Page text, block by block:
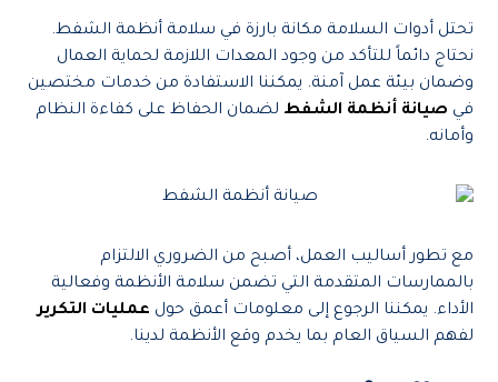
تحتل أدوات السلامة مكانة بارزة في سلامة أنظمة الشفط.
نحتاج دائماً للتأكد من وجود المعدات اللازمة لحماية العمال
وضمان بيئة عمل آمنة. يمكننا الاستفادة من خدمات مختصين
في صيانة أنظمة الشفط لضمان الحفاظ على كفاءة النظام
وأمانه.
مع تطور أساليب العمل، أصبح من الضروري الالتزام
بالممارسات المتقدمة التي تضمن سلامة الأنظمة وفعالية
الأداء. يمكننا الرجوع إلى معلومات أعمق حول عمليات التكرير
لفهم السياق العام بما يخدم وقع الأنظمة لدينا.